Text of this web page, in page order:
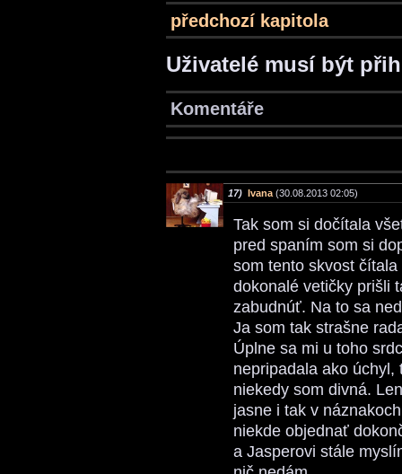
předchozí kapitola
Uživatelé musí být
Komentáře
17) Ivana (30.08.2013 02:05)
Tak som si dočítala
pred spaním som si
som tento skvost
dokonalé vetičky prišli
zabudnúť. Na to sa
Ja som tak strašne
Úplne sa mi u toho
nepripadala ako
niekedy som divná.
jasne i tak v
niekde objednať
a Jasperovi stále